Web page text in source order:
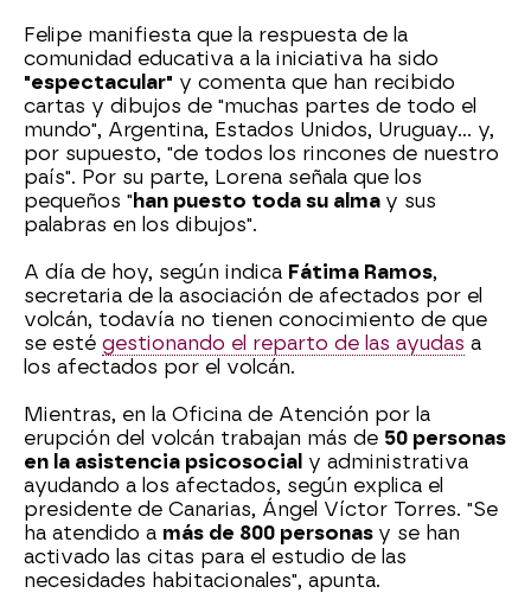
Felipe manifiesta que la respuesta de la
comunidad educativa a la iniciativa ha sido
"espectacular" y comenta que han recibido
cartas y dibujos de "muchas partes de todo el
mundo", Argentina, Estados Unidos, Uruguay... y,
por supuesto, "de todos los rincones de nuestro
país". Por su parte, Lorena señala que los
pequeños " han puesto toda su alma y sus
palabras en los dibujos".
A día de hoy, según indica Fátima Ramos,
secretaria de la asociación de afectados por el
volcán, todavía no tienen conocimiento de que
se esté gestionando el reparto de las ayudas a
los afectados por el volcán.
Mientras, en la Oficina de Atención por la
erupción del volcán trabajan más de 50 personas
en la asistencia psicosocial y administrativa
ayudando a los afectados, según explica el
presidente de Canarias, Ángel Víctor Torres. "Se
ha atendido a más de 800 personas y se han
activado las citas para el estudio de las
necesidades habitacionales", apunta.